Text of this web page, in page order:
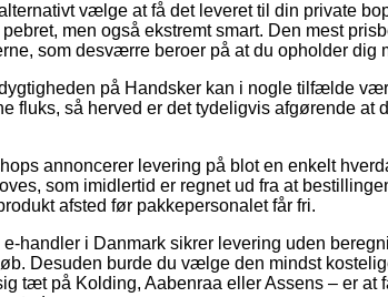
vælge at få det leveret til din private
pebret, men også ekstremt smart. Den mest
som desværre beroer på at du opholder dig
på Handsker kan i nogle tilfælde
fluks, så herved er det tydeligvis afgørende
annoncerer levering på blot en enkelt
som imidlertid er regnet ud fra at
afsted før pakkepersonalet får fri.
e-handler i Danmark sikrer levering uden
Desuden burde du vælge den mindst
tæt på Kolding, Aabenraa eller Assens – er at